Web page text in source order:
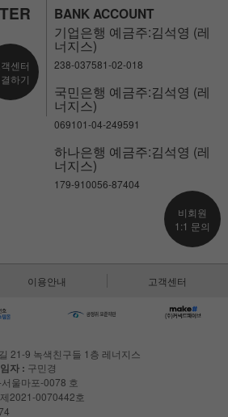
센터
하기
BANK ACCOUNT
기업은행 예금주:김석영 (레
너지스)
238-037581-02-018
국민은행 예금주:김석영 (레
너지스)
069101-04-249591
하나은행 예금주:김석영 (레
너지스)
179-910056-87404
비회원
1:1 문의
이용안내 고객센터
21-9 녹색친구들 1층 레너지스
자 : 구민경
울마포-0078 호
제2021-0070442호